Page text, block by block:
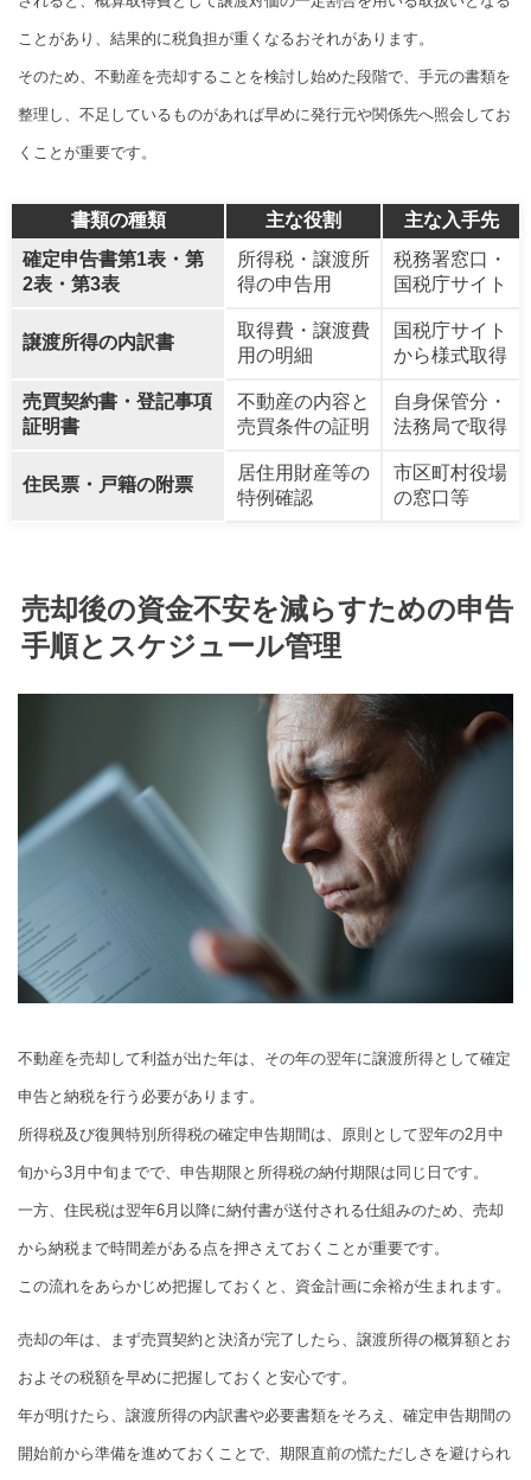
ことがあり、結果的に税負担が重くなるおそれがあります。
そのため、不動産を売却することを検討し始めた段階で、手元の書類を
整理し、不足しているものがあれば早めに発行元や関係先へ照会してお
くことが重要です。
書類の種類 主な役割
主な入手先
確定申告書第1表・第
2表・第3表
所得税・譲渡所
得の申告用
税務署窓口・
国税庁サイト
譲渡所得の内訳書
取得費・譲渡費
用の明細
国税庁サイト
から様式取得
売買契約書・登記事項
証明書
不動産の内容と
売買条件の証明
自身保管分・
法務局で取得
住民票・戸籍の附票
居住用財産等の
特例確認
市区町村役場
の窓口等
売却後の資金不安を減らすための申告
手順とスケジュール管理
不動産を売却して利益が出た年は、その年の翌年に譲渡所得として確定
申告と納税を行う必要があります。
所得税及び復興特別所得税の確定申告期間は、原則として翌年の2月中
旬から3月中旬までで、申告期限と所得税の納付期限は同じ日です。
一方、住民税は翌年6月以降に納付書が送付される仕組みのため、売却
から納税まで時間差がある点を押さえておくことが重要です。
この流れをあらかじめ把握しておくと、資金計画に余裕が生まれます。
売却の年は、まず売買契約と決済が完了したら、譲渡所得の概算額とお
およその税額を早めに把握しておくと安心です。
年が明けたら、譲渡所得の内訳書や必要書類をそろえ、確定申告期間の
開始前から準備を進めておくことで、期限直前の慌ただしさを避けられ